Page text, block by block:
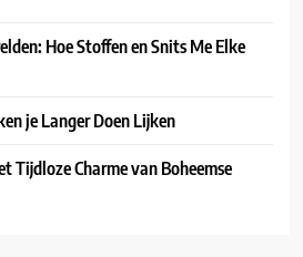
Hoe Stoffen en Snits Me Elke
je Langer Doen Lijken
Tijdloze Charme van Boheemse